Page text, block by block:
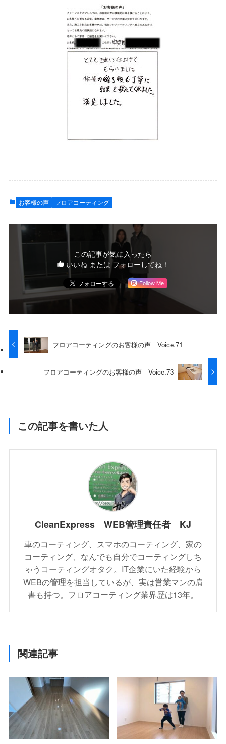
お客様の声 フロアコーティング
この記事が気に入ったら
いいね または フォローしてね！
Follow Me
フロアコーティングのお客様の声｜Voice.71
フロアコーティングのお客様の声｜Voice.73
この記事を書いた人
CleanExpress WEB管理責任者 KJ
車のコーティング、スマホのコーティング、家の
コーティング、なんでも自分でコーティングしち
ゃうコーティングオタク。IT企業にいた経験から
WEBの管理を担当しているが、実は営業マンの肩
書も持つ。フロアコーティング業界歴は13年。
関連記事